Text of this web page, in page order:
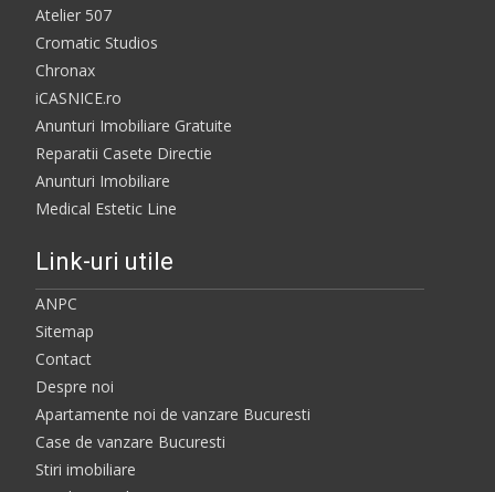
Atelier 507
Cromatic Studios
Chronax
iCASNICE.ro
Anunturi Imobiliare Gratuite
Reparatii Casete Directie
Anunturi Imobiliare
Medical Estetic Line
Link-uri utile
ANPC
Sitemap
Contact
Despre noi
Apartamente noi de vanzare Bucuresti
Case de vanzare Bucuresti
Stiri imobiliare